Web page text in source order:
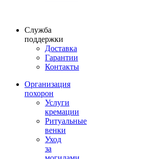
Служба
поддержки
Доставка
Гарантии
Контакты
Организация
похорон
Услуги
кремации
Ритуальные
венки
Уход
за